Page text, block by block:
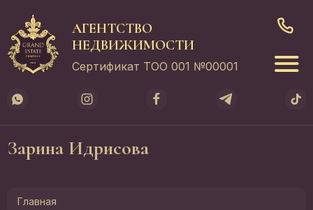
АГЕНТСТВО
НЕДВИЖИМОСТИ
Сертификат ТОО 001 №00001
Зарина Идрисова
Главная